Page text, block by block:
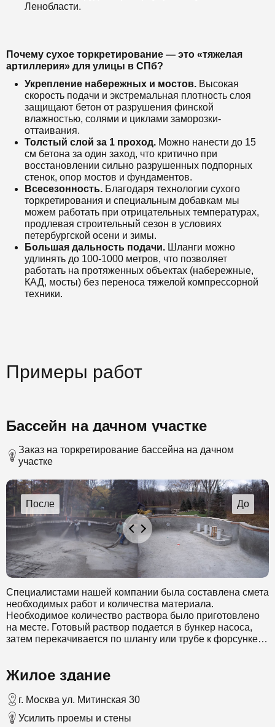
Ленобласти.
Почему сухое торкретирование — это «тяжелая
артиллерия» для улицы в СПб?
Укрепление набережных и мостов. Высокая
скорость подачи и экстремальная плотность слоя
защищают бетон от разрушения финской
влажностью, солями и циклами заморозки-
оттаивания.
Толстый слой за 1 проход. Можно нанести до 15
см бетона за один заход, что критично при
восстановлении сильно разрушенных подпорных
стенок, опор мостов и фундаментов.
Всесезонность. Благодаря технологии сухого
торкретирования и специальным добавкам мы
можем работать при отрицательных температурах,
продлевая строительный сезон в условиях
петербургской осени и зимы.
Большая дальность подачи. Шланги можно
удлинять до 100-1000 метров, что позволяет
работать на протяженных объектах (набережные,
КАД, мосты) без переноса тяжелой компрессорной
техники.
Примеры работ
Бассейн на дачном участке
Заказ на торкретирование бассейна на дачном
участке
Специалистами нашей компании была составлена смета
необходимых работ и количества материала.
Необходимое количество раствора было приготовлено
на месте. Готовый раствор подается в бункер насоса,
затем перекачивается по шлангу или трубе к форсунке.
помощью которого происходит выбрызгивание смеси.
был создан слой бетона в 30 см.
Жилое здание
г. Москва ул. Митинская 30
Усилить проемы и стены